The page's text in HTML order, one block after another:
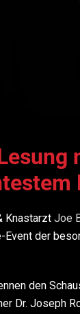
Knastarzt Joe
der
den
Dr. Joseph